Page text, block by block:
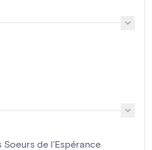
de l'Espérance